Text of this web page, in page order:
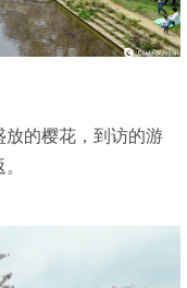
放的樱花，到访的游